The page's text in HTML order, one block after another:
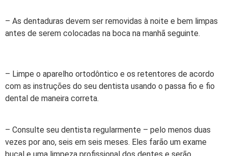
– As dentaduras devem ser removidas à noite e bem limpas
antes de serem colocadas na boca na manhã seguinte.
– Limpe o aparelho ortodôntico e os retentores de acordo
com as instruções do seu dentista usando o passa fio e fio
dental de maneira correta.
– Consulte seu dentista regularmente – pelo menos duas
vezes por ano, seis em seis meses. Eles farão um exame